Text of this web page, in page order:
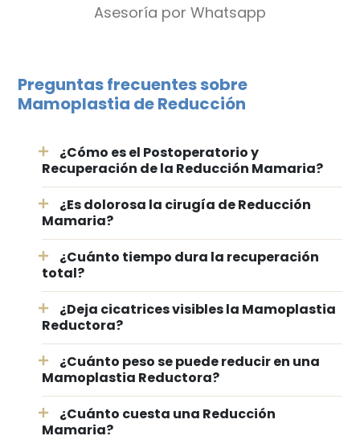
Asesoría por Whatsapp
Preguntas frecuentes sobre
Mamoplastia de Reducción
¿Cómo es el Postoperatorio y
Recuperación de la Reducción Mamaria?
¿Es dolorosa la cirugía de Reducción
Mamaria?
¿Cuánto tiempo dura la recuperación
total?
¿Deja cicatrices visibles la Mamoplastia
Reductora?
¿Cuánto peso se puede reducir en una
Mamoplastia Reductora?
¿Cuánto cuesta una Reducción
Mamaria?